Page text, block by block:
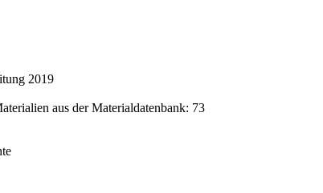
2019
aus der Materialdatenbank: 73